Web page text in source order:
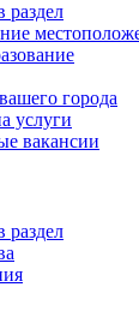
раздел
города
услуги
вакансии
раздел